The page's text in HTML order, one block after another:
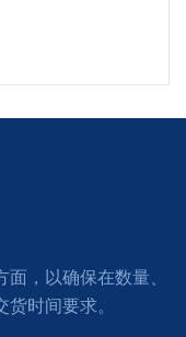
，以确保在数量、
时间要求。